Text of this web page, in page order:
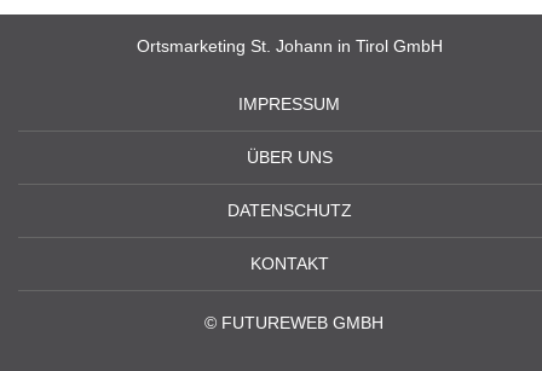
Ortsmarketing St. Johann in Tirol GmbH
IMPRESSUM
ÜBER UNS
DATENSCHUTZ
KONTAKT
© FUTUREWEB GMBH